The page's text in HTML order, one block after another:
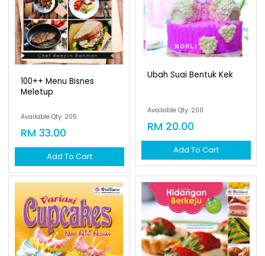
100++ Menu Bisnes
Meletup
Available Qty: 205
RM 33.00
Add To Cart
Ubah Suai Bentuk Kek
Available Qty: 200
RM 20.00
Add To Cart